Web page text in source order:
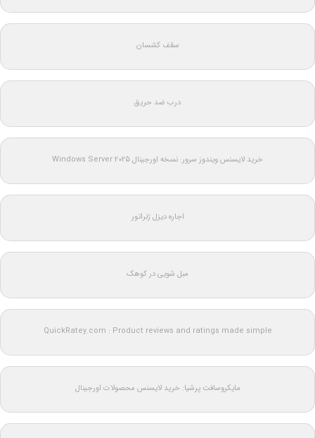
سقف کشسان
درب ضد حریق
خرید لایسنس ویندوز سرور: نسخه اورجینال Windows Server 2025
اجاره دیزل ژنراتور
مبل شویی در کوهک
QuickRatey.com : Product reviews and ratings made simple
مایکروسافت پرشیا: خرید لایسنس محصولات اورجینال